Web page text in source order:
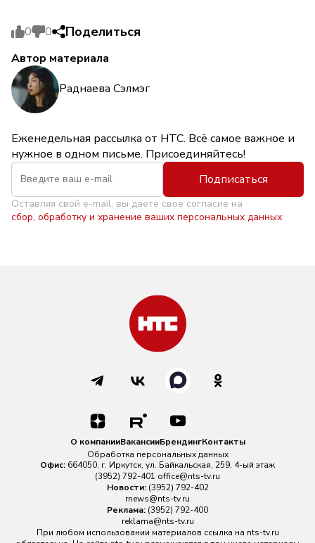
0 0 Поделиться
Автор материала
Раднаева Сэлмэг
Еженедельная рассылка от НТС. Всё самое важное и
нужное в одном письме. Присоединяйтесь!
Подписаться
Оставляя свой e-mail, вы даете свое согласие на
сбор, обработку и хранение ваших персональных данных
О компанииВакансииБрендингКонтакты
Обработка персональных данных
Офис: 664050, г. Иркутск, ул. Байкальская, 259, 4-ый этаж
(3952) 792-401 office@nts-tv.ru
Новости: (3952) 792-402
rnews@nts-tv.ru
Реклама: (3952) 792-400
reklama@nts-tv.ru
При любом использовании материалов ссылка на nts-tv.ru